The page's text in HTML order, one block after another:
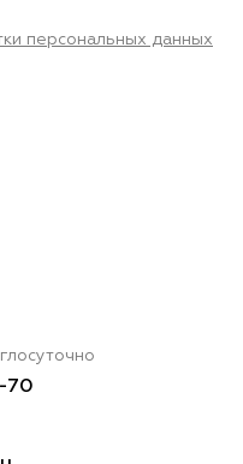
персональных данных
70